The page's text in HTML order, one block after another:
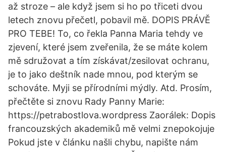
až stroze – ale když jsem si ho po třiceti dvou
letech znovu přečetl, pobavil mě. DOPIS PRÁVĚ
PRO TEBE! To, co řekla Panna Maria tehdy ve
zjevení, které jsem zveřenila, že se máte kolem
mě sdružovat a tím získávat/zesilovat ochranu,
je to jako deštník nade mnou, pod kterým se
schováte. Myji se přírodními mýdly. Atd. Prosím,
přečtěte si znovu Rady Panny Marie:
https://petrabostlova.wordpress Zaorálek: Dopis
francouzských akademiků mě velmi znepokojuje
Pokud jste v článku našli chybu, napište nám